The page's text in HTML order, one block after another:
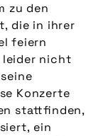
zu den
die in ihrer
feiern
leider nicht
Konzerte
stattfinden,
ein